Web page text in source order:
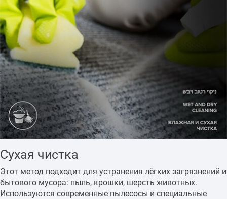
Сухая чистка
Этот метод подходит для устранения лёгких загрязнений и
бытового мусора: пыль, крошки, шерсть животных.
Используются современные пылесосы и специальные